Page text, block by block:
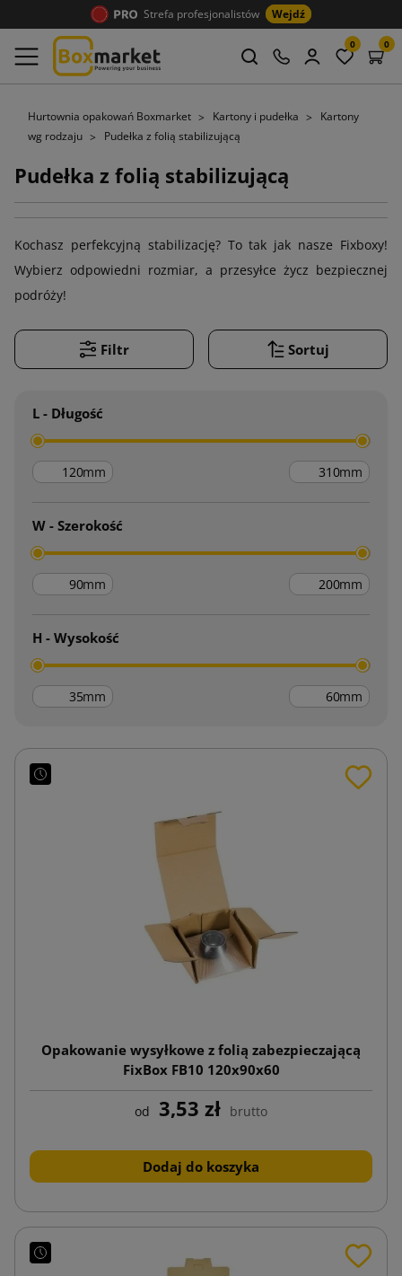
Strefa profesjonalistów Wejdź
0 0
Hurtownia opakowań Boxmarket Kartony i pudełka
Kartony
wg rodzaju
Pudełka z folią stabilizującą
Pudełka z folią stabilizującą
Kochasz perfekcyjną stabilizację? To tak jak nasze Fixboxy!
Wybierz odpowiedni rozmiar, a przesyłce życz bezpiecznej
podróży!
Filtr Sortuj
L - Długość
mm mm
W - Szerokość
mm mm
H - Wysokość
mm mm
Opakowanie wysyłkowe z folią zabezpieczającą
FixBox FB10 120x90x60
od 3,53 zł brutto
Dodaj do koszyka